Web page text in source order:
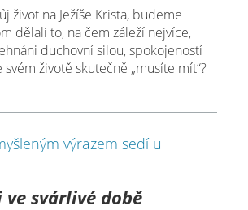
život na Ježíše Krista, budeme
dělali to, na čem záleží nejvíce,
duchovní silou, spokojeností
svém životě skutečně „musíte mít“?
svárlivé době